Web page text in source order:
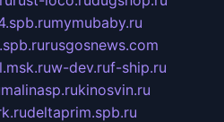
mymubaby.ru
rusgosnews.com
w-dev.ruf-ship.ru
malinasp.rukinosvin.ru
deltaprim.spb.ru